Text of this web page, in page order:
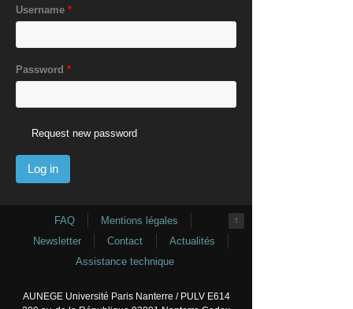
Username *
Password *
Request new password
↑
FAQ
Mentions légales
Newsletter
Contact
Actualités
Assistance technique
AUNEGE Université Paris Nanterre / PULV E614